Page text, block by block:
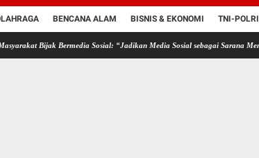
BENCANA ALAM BISNIS & EKONOMI TNI-POLRI
Bermedia Sosial: “Jadikan Media Sosial sebagai Sarana Membangun”